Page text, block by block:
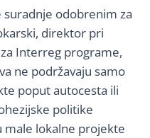
odobrenim za
direktor pri
Interreg programe,
ne podržavaju samo
poput autocesta ili
politike
male lokalne projekte